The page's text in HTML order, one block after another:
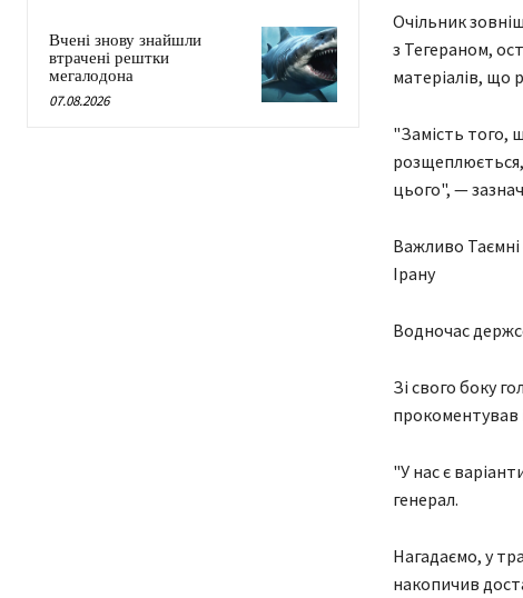
Вчені знову знайшли
втрачені рештки
мегалодона
07.08.2026
Очільник
з Тегераном,
матеріалів,
"Замість того,
розщеплюється,
цього", —
Важливо
Ірану
Водночас
Зі свого боку
прокоментував
"У нас є
генерал.
Нагадаємо, у
накопичив